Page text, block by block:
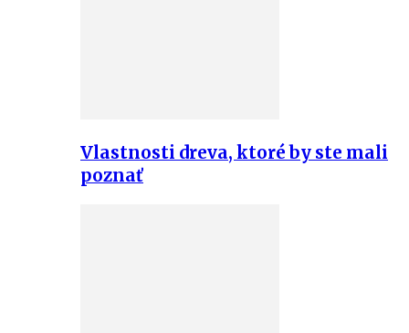
Vlastnosti dreva, ktoré by ste mali
poznať